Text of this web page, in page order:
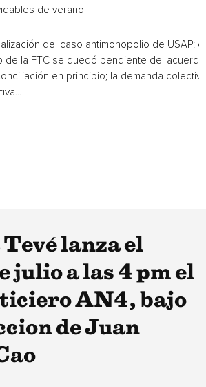
de verano
del caso antimonopolio de USAP: el
de la FTC se quedó pendiente del acuerdo
en principio; la demanda colectiva
lanza el
julio a las 4 pm el
AN4, bajo
de Juan